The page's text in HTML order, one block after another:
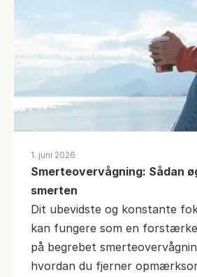
1. juni 2026
Smerteovervågning: Sådan
smerten
Dit ubevidste og konstante
kan fungere som en
på begrebet
hvordan du fjerner